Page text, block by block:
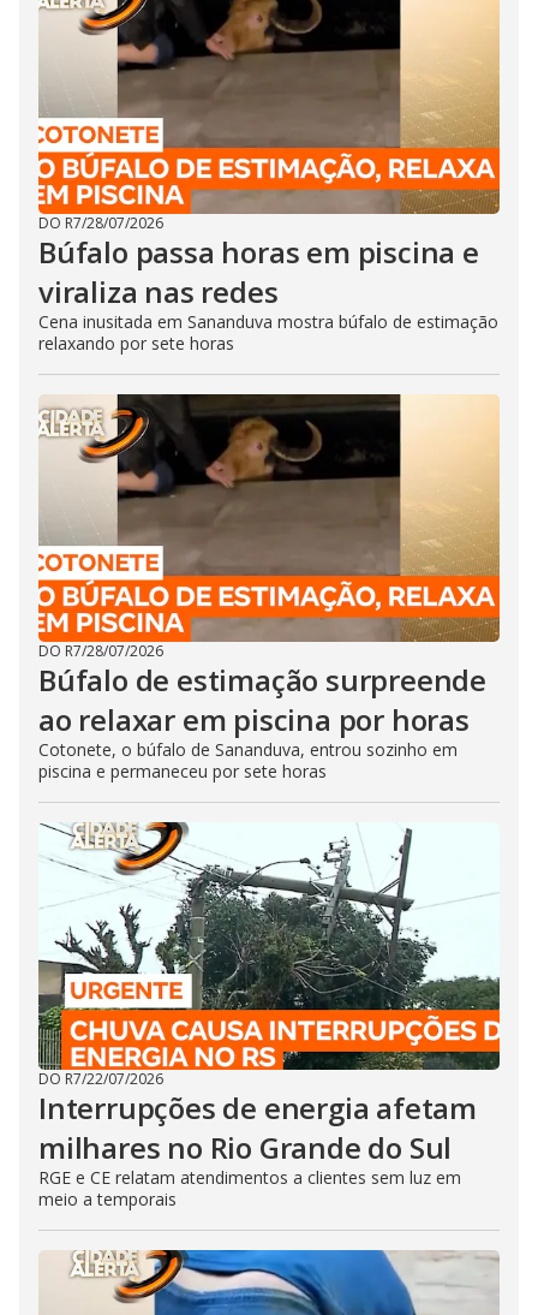
DO R7/28/07/2026
Búfalo passa horas em piscina e
viraliza nas redes
Cena inusitada em Sananduva mostra búfalo de estimação
relaxando por sete horas
DO R7/28/07/2026
Búfalo de estimação surpreende
ao relaxar em piscina por horas
Cotonete, o búfalo de Sananduva, entrou sozinho em
piscina e permaneceu por sete horas
DO R7/22/07/2026
Interrupções de energia afetam
milhares no Rio Grande do Sul
RGE e CE relatam atendimentos a clientes sem luz em
meio a temporais